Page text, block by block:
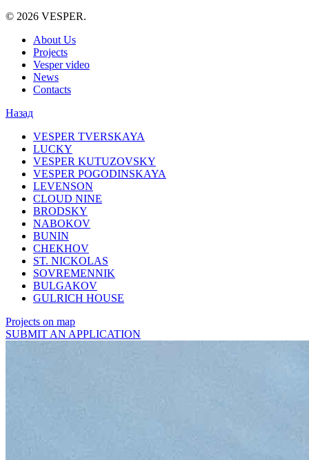
© 2026 VESPER.
About Us
Projects
Vesper video
News
Contacts
Назад
VESPER TVERSKAYA
LUCKY
VESPER KUTUZOVSKY
VESPER POGODINSKAYA
LEVENSON
CLOUD NINE
BRODSKY
NABOKOV
BUNIN
CHEKHOV
ST. NICKOLAS
SOVREMENNIK
BULGAKOV
GULRICH HOUSE
Projects on map
SUBMIT AN APPLICATION